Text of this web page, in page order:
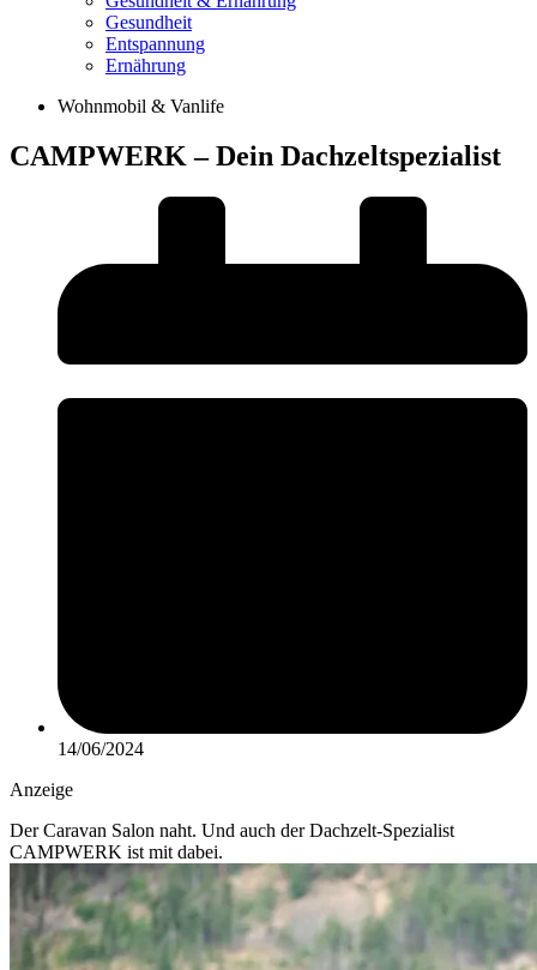
Gesundheit
Entspannung
Ernährung
Wohnmobil & Vanlife
CAMPWERK – Dein Dachzeltspezialist
14/06/2024
Anzeige
Der Caravan Salon naht. Und auch der Dachzelt-Spezialist
CAMPWERK ist mit dabei.